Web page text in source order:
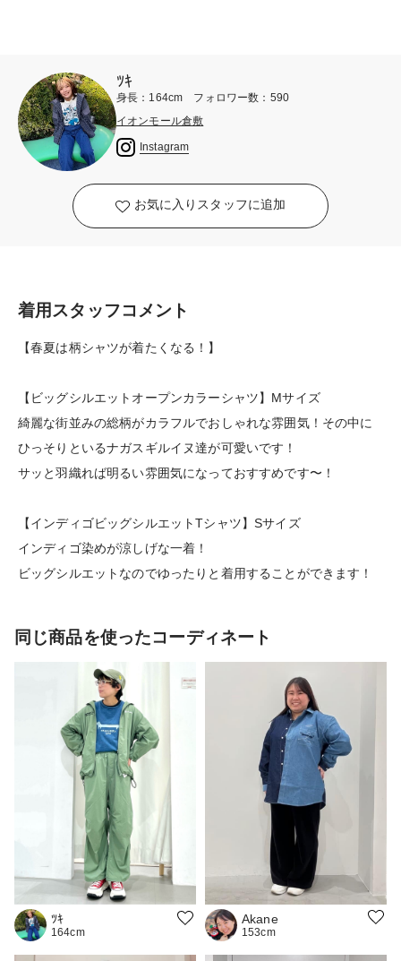
ﾂｷ
身長：164cm フォロワー数：590
イオンモール倉敷
Instagram
お気に入りスタッフに追加
着用スタッフコメント
【春夏は柄シャツが着たくなる！】
【ビッグシルエットオープンカラーシャツ】Mサイズ
綺麗な街並みの総柄がカラフルでおしゃれな雰囲気！その中に
ひっそりといるナガスギルイヌ達が可愛いです！
サッと羽織れば明るい雰囲気になっておすすめです〜！
【インディゴビッグシルエットTシャツ】Sサイズ
インディゴ染めが涼しげな一着！
ビッグシルエットなのでゆったりと着用することができます！
同じ商品を使ったコーディネート
ﾂｷ
164cm
Akane
153cm